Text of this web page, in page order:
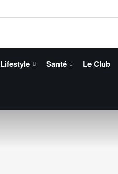
Lifestyle Santé Le Club